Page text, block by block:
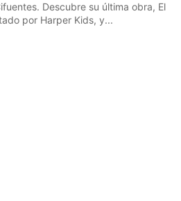
Descubre su última obra, El
por Harper Kids, y...